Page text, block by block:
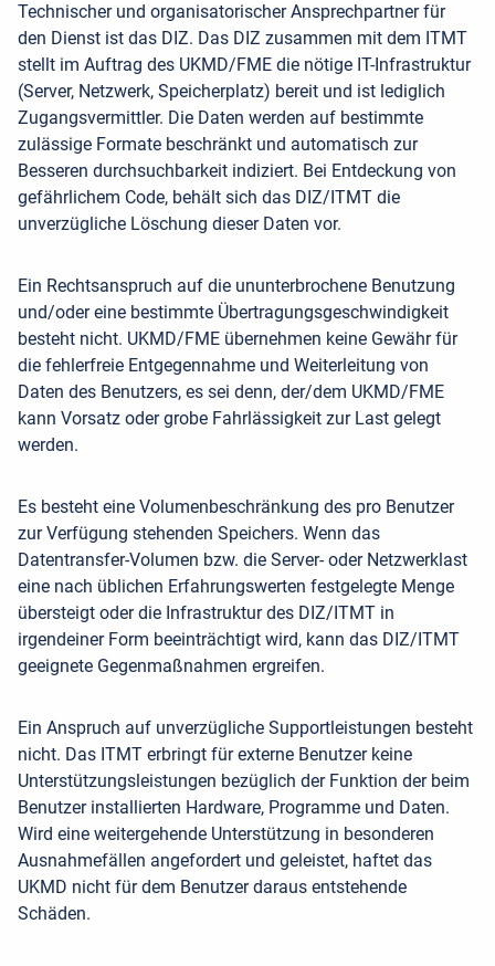
Technischer und organisatorischer Ansprechpartner für
den Dienst ist das DIZ. Das DIZ zusammen mit dem ITMT
stellt im Auftrag des UKMD/FME die nötige IT-Infrastruktur
(Server, Netzwerk, Speicherplatz) bereit und ist lediglich
Zugangsvermittler. Die Daten werden auf bestimmte
zulässige Formate beschränkt und automatisch zur
Besseren durchsuchbarkeit indiziert. Bei Entdeckung von
gefährlichem Code, behält sich das DIZ/ITMT die
unverzügliche Löschung dieser Daten vor.
Ein Rechtsanspruch auf die ununterbrochene Benutzung
und/oder eine bestimmte Übertragungsgeschwindigkeit
besteht nicht. UKMD/FME übernehmen keine Gewähr für
die fehlerfreie Entgegennahme und Weiterleitung von
Daten des Benutzers, es sei denn, der/dem UKMD/FME
kann Vorsatz oder grobe Fahrlässigkeit zur Last gelegt
werden.
Es besteht eine Volumenbeschränkung des pro Benutzer
zur Verfügung stehenden Speichers. Wenn das
Datentransfer-Volumen bzw. die Server- oder Netzwerklast
eine nach üblichen Erfahrungswerten festgelegte Menge
übersteigt oder die Infrastruktur des DIZ/ITMT in
irgendeiner Form beeinträchtigt wird, kann das DIZ/ITMT
geeignete Gegenmaßnahmen ergreifen.
Ein Anspruch auf unverzügliche Supportleistungen besteht
nicht. Das ITMT erbringt für externe Benutzer keine
Unterstützungsleistungen bezüglich der Funktion der beim
Benutzer installierten Hardware, Programme und Daten.
Wird eine weitergehende Unterstützung in besonderen
Ausnahmefällen angefordert und geleistet, haftet das
UKMD nicht für dem Benutzer daraus entstehende
Schäden.